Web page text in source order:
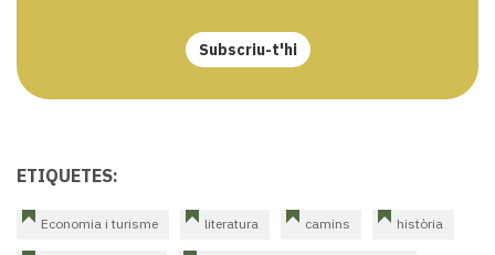
Subscriu-t'hi
ETIQUETES:
Economia i turisme literatura camins història